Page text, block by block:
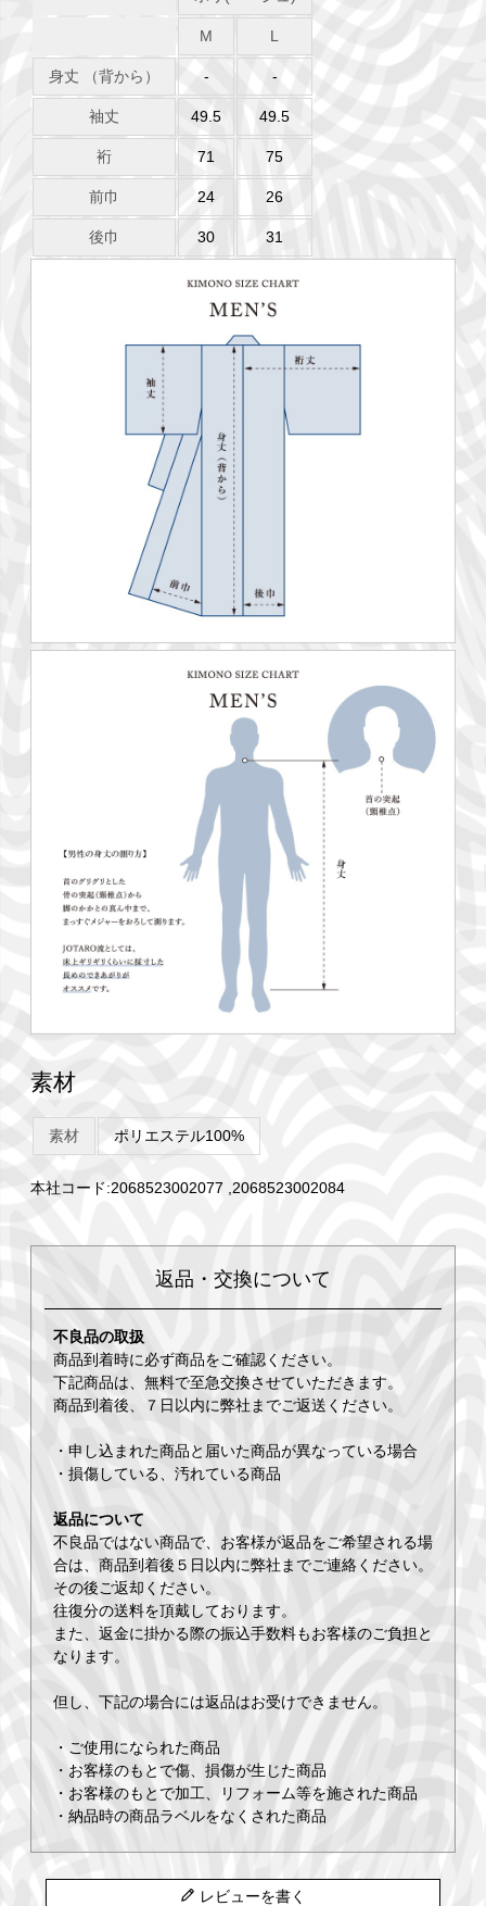
M L
身丈 （背から） - -
袖丈 49.5 49.5
裄 71 75
前巾 24 26
後巾 30 31
素材
素材 ポリエステル100%
本社コード:2068523002077 ,2068523002084
返品・交換について
不良品の取扱
商品到着時に必ず商品をご確認ください。
下記商品は、無料で至急交換させていただきます。
商品到着後、７日以内に弊社までご返送ください。
・申し込まれた商品と届いた商品が異なっている場合
・損傷している、汚れている商品
返品について
不良品ではない商品で、お客様が返品をご希望される場
合は、商品到着後５日以内に弊社までご連絡ください。
その後ご返却ください。
往復分の送料を頂戴しております。
また、返金に掛かる際の振込手数料もお客様のご負担と
なります。
但し、下記の場合には返品はお受けできません。
・ご使用になられた商品
・お客様のもとで傷、損傷が生じた商品
・お客様のもとで加工、リフォーム等を施された商品
・納品時の商品ラベルをなくされた商品
レビューを書く